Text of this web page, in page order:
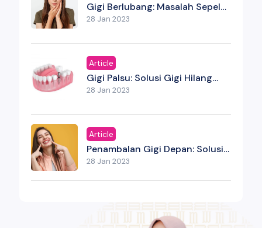
Gigi Berlubang: Masalah Sepele
Yang Bisa Jadi Ancaman Serius
28 Jan 2023
Article
Gigi Palsu: Solusi Gigi Hilang
Yang Bukan Sekadar Estetika
28 Jan 2023
Article
Penambalan Gigi Depan: Solusi
Estetik Untuk Senyum Yang
28 Jan 2023